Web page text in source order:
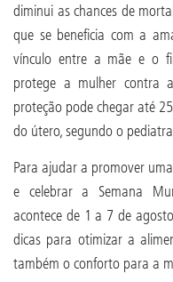
diminui as chances de
que se beneficia com a
vínculo entre a mãe e o
protege a mulher contra
proteção pode chegar até
do útero, segundo o
Para ajudar a promover
e celebrar a Semana
acontece de 1 a 7 de
dicas para otimizar a
também o conforto para a